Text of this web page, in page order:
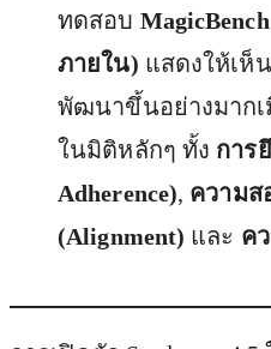
ทดสอบ
ภายใน) แสดงให้เห็น
พัฒนาขึ้นอย่างมากเ
ในมิติหลักๆ ทั้ง การ
Adherence), ความส
(Alignment) และ ค